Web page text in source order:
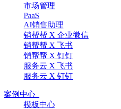
市场管理
PaaS
AI销售助理
销帮帮 X 企业微信
销帮帮 X 飞书
销帮帮 X 钉钉
服务云 X 飞书
服务云 X 钉钉
案例中心
模板中心